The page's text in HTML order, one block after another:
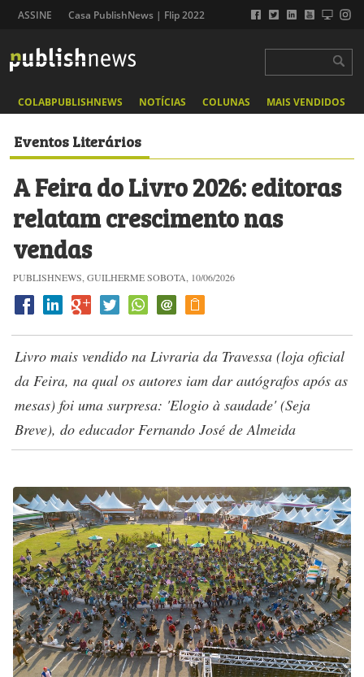
ASSINE Casa PublishNews | Flip 2022
COLABPUBLISHNEWS NOTÍCIAS COLUNAS MAIS VENDIDOS
Eventos Literários
A Feira do Livro 2026: editoras
relatam crescimento nas
vendas
PUBLISHNEWS, GUILHERME SOBOTA, 10/06/2026
Livro mais vendido na Livraria da Travessa (loja oficial
da Feira, na qual os autores iam dar autógrafos após as
mesas) foi uma surpresa: 'Elogio à saudade' (Seja
Breve), do educador Fernando José de Almeida